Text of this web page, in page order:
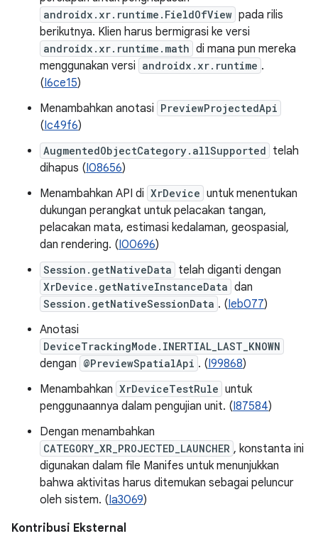
androidx.xr.runtime.FieldOfView pada rilis
berikutnya. Klien harus bermigrasi ke versi
androidx.xr.runtime.math di mana pun mereka
menggunakan versi androidx.xr.runtime .
(I6ce15)
Menambahkan anotasi PreviewProjectedApi
(Ic49f6)
AugmentedObjectCategory.allSupported telah
dihapus (I08656)
Menambahkan API di XrDevice untuk menentukan
dukungan perangkat untuk pelacakan tangan,
pelacakan mata, estimasi kedalaman, geospasial,
dan rendering. (I00696)
Session.getNativeData telah diganti dengan
XrDevice.getNativeInstanceData dan
Session.getNativeSessionData . (Ieb077)
Anotasi
DeviceTrackingMode.INERTIAL_LAST_KNOWN
dengan @PreviewSpatialApi . (I99868)
Menambahkan XrDeviceTestRule untuk
penggunaannya dalam pengujian unit. (I87584)
Dengan menambahkan
CATEGORY_XR_PROJECTED_LAUNCHER , konstanta ini
digunakan dalam file Manifes untuk menunjukkan
bahwa aktivitas harus ditemukan sebagai peluncur
oleh sistem. (Ia3069)
Kontribusi Eksternal